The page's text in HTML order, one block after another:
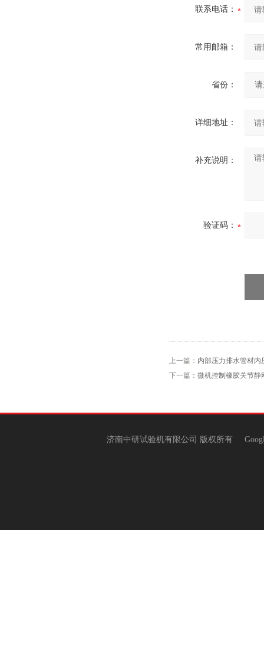
联系电话：
常用邮箱：
省份：
详细地址：
补充说明：
验证码：
上一篇： 内部压力排水管材内
下一篇： 微机控制橡胶关节静
济南中研试验机有限公司 版权所有